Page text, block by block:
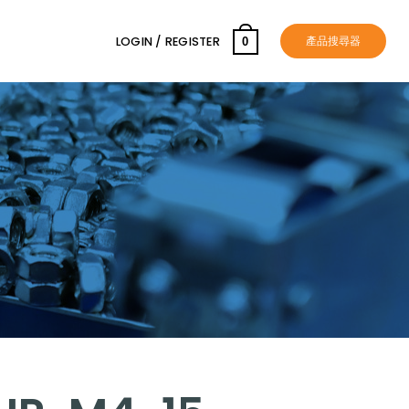
LOGIN / REGISTER 0 產品搜尋器